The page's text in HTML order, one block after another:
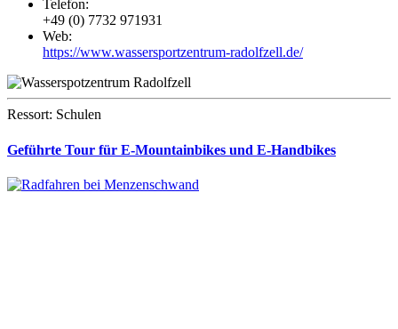
Telefon:
+49 (0) 7732 971931
Web:
https://www.wassersportzentrum-radolfzell.de/
Ressort: Schulen
Geführte Tour für E-Mountainbikes und E-Handbikes